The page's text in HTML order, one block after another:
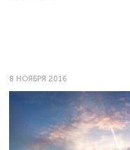
8 НОЯБРЯ 2016